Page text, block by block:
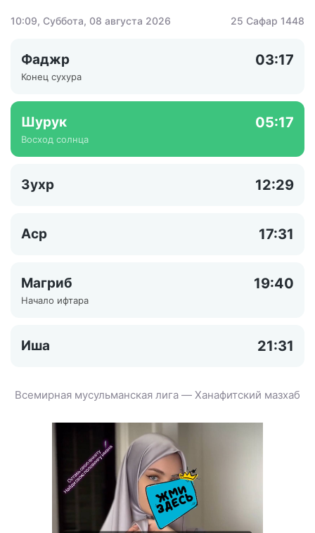
10:09, Суббота, 08 августа 2026 25 Сафар 1448
Фаджр 03:17
Конец сухура
Шурук 05:17
Восход солнца
Зухр 12:29
Аср 17:31
Магриб 19:40
Начало ифтара
Иша 21:31
Всемирная мусульманская лига — Ханафитский мазхаб